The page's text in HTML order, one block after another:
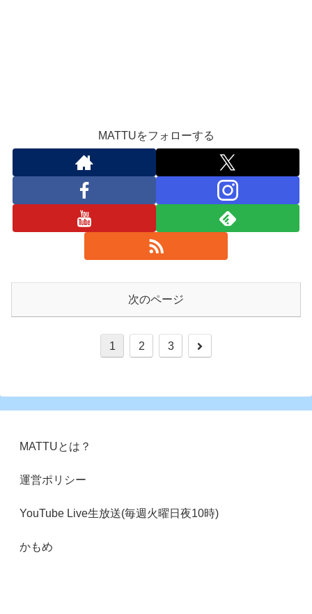
MATTUをフォローする
次のページ
1 2 3
次
MATTUとは？
運営ポリシー
YouTube Live生放送(毎週火曜日夜10時)
かもめ